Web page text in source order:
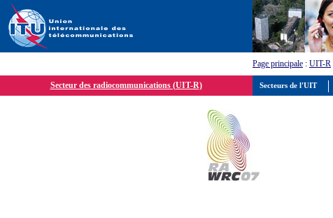
Page principale : UIT-R
Secteur des radiocommunications (UIT-R) Secteurs de l'UIT